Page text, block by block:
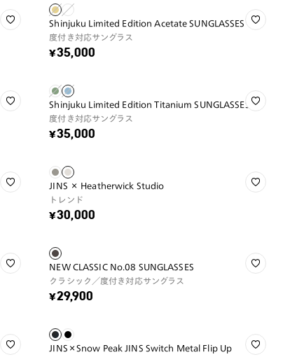
Shinjuku Limited Edition Acetate SUNGLASSES
度付き対応サングラス
¥35,000
Shinjuku Limited Edition Titanium SUNGLASSES
度付き対応サングラス
¥35,000
JINS × Heatherwick Studio
トレンド
¥30,000
NEW CLASSIC No.08 SUNGLASSES
クラシック／度付き対応サングラス
¥29,900
JINS×Snow Peak JINS Switch Metal Flip Up